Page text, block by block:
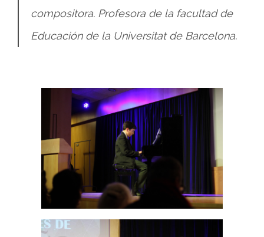
compositora. Profesora de la facultad de
Educación de la Universitat de Barcelona.